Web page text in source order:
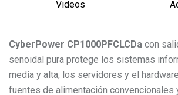
Videos
CyberPower CP1000PFCLCDa con
senoidal pura protege los sistemas
media y alta, los servidores y el
fuentes de alimentación convencionales